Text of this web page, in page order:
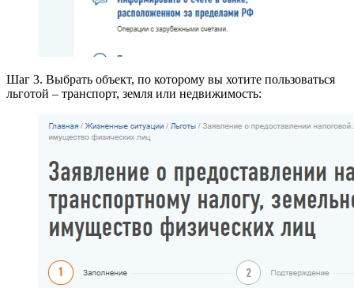
Шаг 3. Выбрать объект, по которому вы хотите пользоваться
льготой – транспорт, земля или недвижимость: